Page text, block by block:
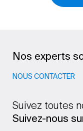
Nos experts
NOUS CONTACTER
Suivez toutes
Suivez-nous